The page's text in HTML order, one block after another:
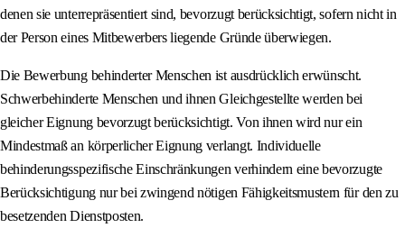
denen sie unterrepräsentiert sind, bevorzugt berücksichtigt, sofern nicht in
der Person eines Mitbewerbers liegende Gründe überwiegen.
Die Bewerbung behinderter Menschen ist ausdrücklich erwünscht.
Schwerbehinderte Menschen und ihnen Gleichgestellte werden bei
gleicher Eignung bevorzugt berücksichtigt. Von ihnen wird nur ein
Mindestmaß an körperlicher Eignung verlangt. Individuelle
behinderungsspezifische Einschränkungen verhindern eine bevorzugte
Berücksichtigung nur bei zwingend nötigen Fähigkeitsmustern für den zu
besetzenden Dienstposten.